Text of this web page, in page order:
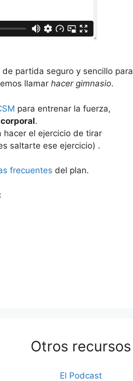
partida seguro y sencillo para
llamar hacer gimnasio.
para entrenar la fuerza,
.
hacer el ejercicio de tirar
saltarte ese ejercicio) .
frecuentes del plan.
:
Otros recursos
El Podcast